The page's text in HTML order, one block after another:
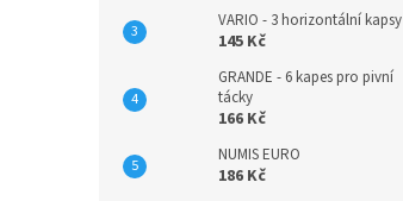
VARIO - 3 horizontální kapsy
145 Kč
GRANDE - 6 kapes pro pivní
tácky
166 Kč
NUMIS EURO
186 Kč